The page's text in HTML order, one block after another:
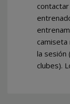
la sesión
clubes).